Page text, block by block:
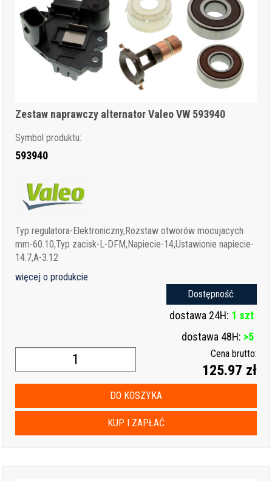
Zestaw naprawczy alternator Valeo VW 593940
Symbol produktu:
593940
Typ regulatora-Elektroniczny,Rozstaw otworów mocujacych
mm-60.10,Typ zacisk-L-DFM,Napiecie-14,Ustawionie napiecie-
14.7,A-3.12
więcej o produkcie
Dostępność:
dostawa 24H: 1 szt
dostawa 48H: >5
Cena brutto:
125.97 zł
DO KOSZYKA
KUP I ZAPŁAĆ